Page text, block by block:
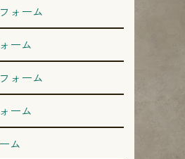
ォーム
ーム
ォーム
ーム
ム